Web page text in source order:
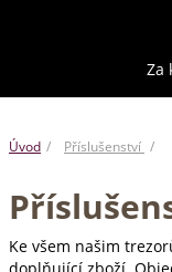
Za
Úvod Příslušenství
Ke všem našim